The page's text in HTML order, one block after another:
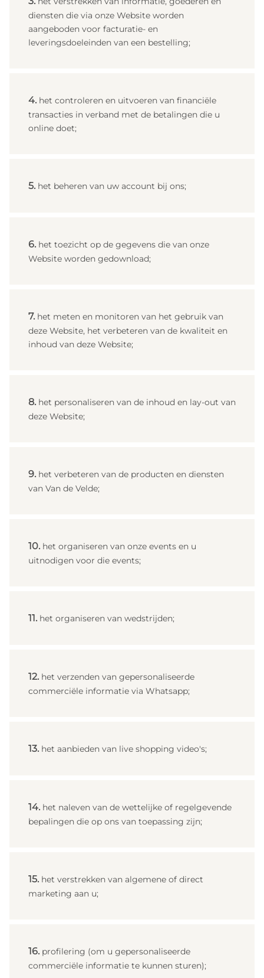
diensten die via onze Website worden
aangeboden voor facturatie‑ en
leveringsdoeleinden van een bestelling;
het controleren en uitvoeren van financiële
transacties in verband met de betalingen die u
online doet;
het beheren van uw account bij ons;
het toezicht op de gegevens die van onze
Website worden gedownload;
het meten en monitoren van het gebruik van
deze Website, het verbeteren van de kwaliteit en
inhoud van deze Website;
het personaliseren van de inhoud en lay‑out van
deze Website;
het verbeteren van de producten en diensten
van Van de Velde;
het organiseren van onze events en u
uitnodigen voor die events;
het organiseren van wedstrijden;
het verzenden van gepersonaliseerde
commerciële informatie via Whatsapp;
het aanbieden van live shopping video's;
het naleven van de wettelijke of regelgevende
bepalingen die op ons van toepassing zijn;
het verstrekken van algemene of direct
marketing aan u;
profilering (om u gepersonaliseerde
commerciële informatie te kunnen sturen);